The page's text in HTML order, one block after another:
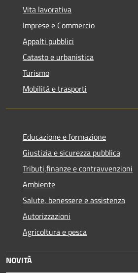
Vita lavorativa
Imprese e Commercio
Appalti pubblici
Catasto e urbanistica
Turismo
Mobilità e trasporti
Educazione e formazione
Giustizia e sicurezza pubblica
Tributi,finanze e contravvenzioni
Ambiente
Salute, benessere e assistenza
Autorizzazioni
Agricoltura e pesca
NOVITÀ